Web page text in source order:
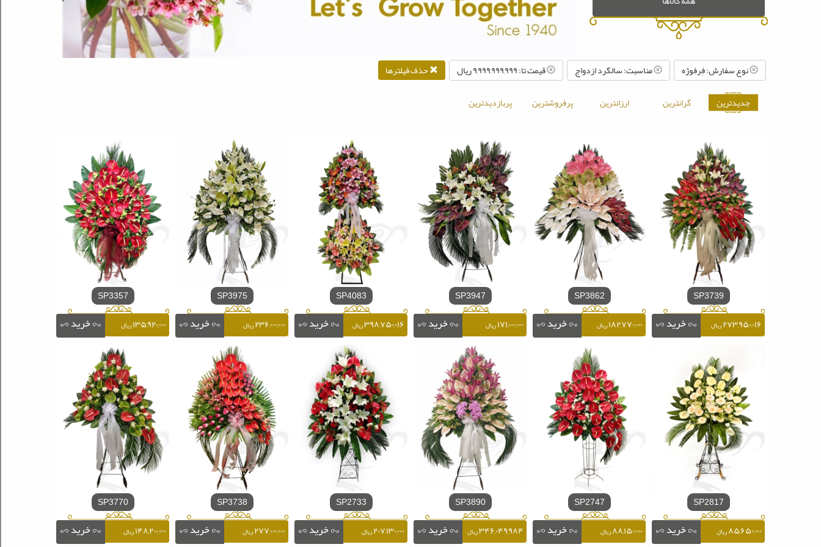
نوع سفارش: فِرفوژه مناسبت: سالگرد ازدواج قیمت تا: ۹,۹۹۹,۹۹۹,۹۹۹ ريال
حذف فیلترها
جدیدترین
گرانترین ارزانترین پرفروشترین پربازدیدترین
SP3739
۲۷۳,۹۵۰,۰۱۶ریال
SP3862
۱۸۲,۷۷۰,۰۰۰ریال
SP3947
۱۷۱,۰۰۰,۰۰۰ریال
SP4083
۳۹۸,۷۵۰,۰۱۶ریال
SP3975
۲۳۶,۰۰۰,۰۰۰ریال
SP3357
۱۳۵,۹۲۰,۰۰۰ریال
SP2817
۸۵,۶۵۰,۰۰۰ریال
SP2747
۸۸,۱۵۰,۰۰۰ریال
SP3890
۳۴۶,۰۴۹,۹۸۴ریال
SP2733
۲۰۷,۱۳۰,۰۰۰ریال
SP3738
۲۷۷,۰۰۰,۰۰۰ریال
SP3770
۱۴۸,۲۰۰,۰۰۰ریال